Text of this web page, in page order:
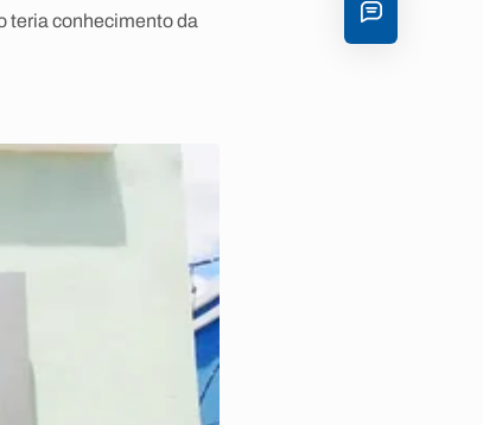
teria conhecimento da